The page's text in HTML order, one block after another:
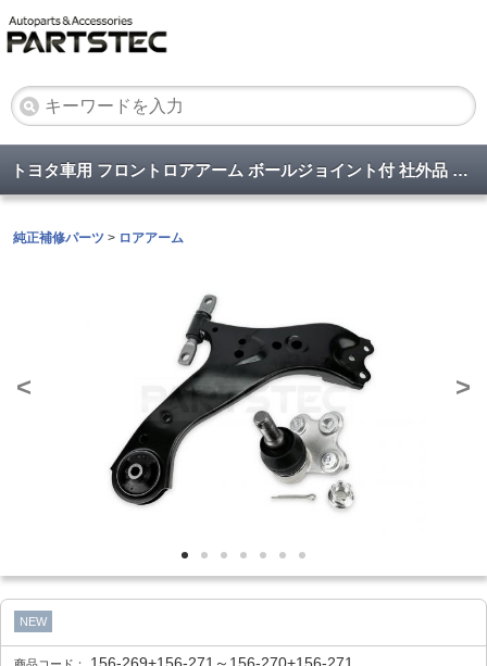
トヨタ車用 フロントロアアーム ボールジョイント付 社外品 48068-42070/48069-42070/43330-49225
純正補修パーツ > ロアアーム
< >
NEW